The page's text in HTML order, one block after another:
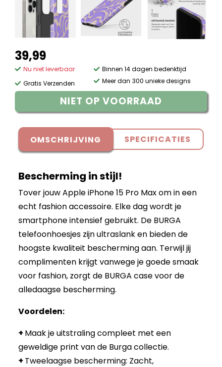
39,99
Nu niet leverbaar
Gratis Verzenden
Binnen 14 dagen bedenktijd
Meer dan 300 unieke designs
NIET OP VOORRAAD
OMSCHRIJVING SPECIFICATIES
Bescherming in stijl!
Tover jouw Apple iPhone 15 Pro Max om in een
echt fashion accessoire. Elke dag wordt je
smartphone intensief gebruikt. De BURGA
telefoonhoesjes zijn ultraslank en bieden de
hoogste kwaliteit bescherming aan. Terwijl jij
complimenten krijgt vanwege je goede smaak
voor fashion, zorgt de BURGA case voor de
alledaagse bescherming.
Voordelen:
+ Maak je uitstraling compleet met een
geweldige print van de Burga collectie.
+ Tweelaagse bescherming: Zacht,